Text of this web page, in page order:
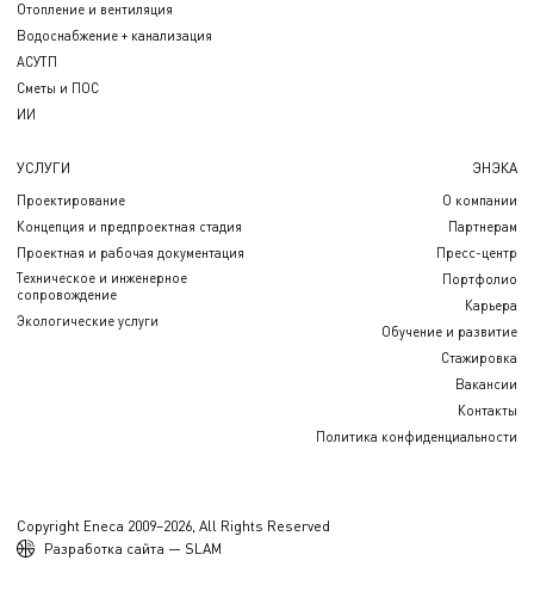
Отопление и вентиляция
Водоснабжение + канализация
АСУТП
Сметы и ПОС
ИИ
УСЛУГИ
Проектирование
Концепция и предпроектная стадия
Проектная и рабочая документация
Техническое и инженерное
сопровождение
Экологические услуги
ЭНЭКА
О компании
Партнерам
Пресс-центр
Портфолио
Карьера
Обучение и развитие
Стажировка
Вакансии
Контакты
Политика конфиденциальности
Copyright Eneca 2009–2026, All Rights Reserved
Разработка сайта — SLAM